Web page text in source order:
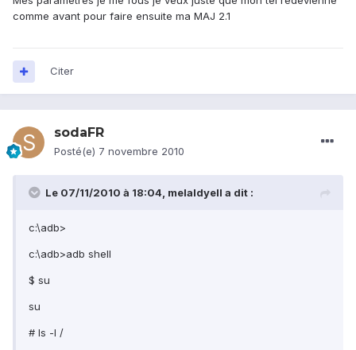
comme avant pour faire ensuite ma MAJ 2.1
Citer
sodaFR
Posté(e) 7 novembre 2010
Le 07/11/2010 à 18:04, melaldyell a dit :
c:\adb>
c:\adb>adb shell
$ su
su
# ls -l /